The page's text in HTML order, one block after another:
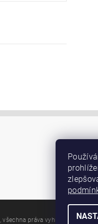
, všechna práva vyhrazena